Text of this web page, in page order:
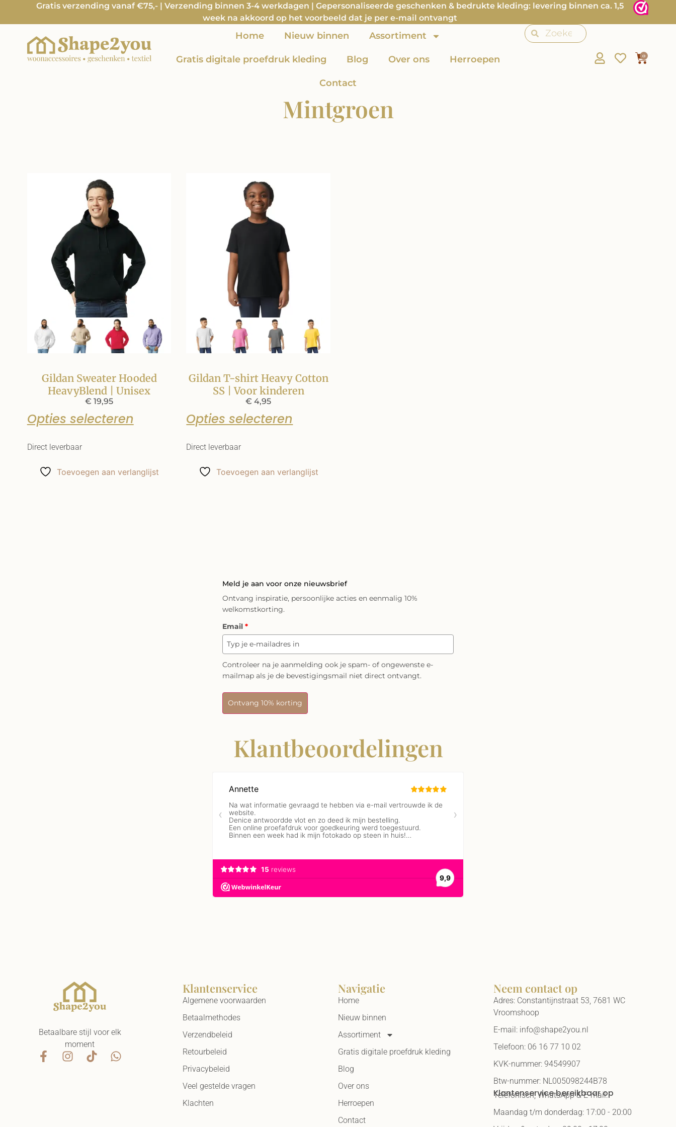
Gratis verzending vanaf €75,- | Verzending binnen 3-4 werkdagen | Gepersonaliseerde geschenken & bedrukte kleding: levering binnen ca. 1,5
week na akkoord op het voorbeeld dat je per e-mail ontvangt
Home Nieuw binnen Assortiment
Gratis digitale proefdruk kleding Blog Over ons Herroepen
Contact
0
Mintgroen
Gildan Sweater Hooded
HeavyBlend | Unisex
€ 19,95
Opties selecteren
Direct leverbaar
Toevoegen aan verlanglijst
Gildan T-shirt Heavy Cotton
SS | Voor kinderen
€ 4,95
Opties selecteren
Direct leverbaar
Toevoegen aan verlanglijst
Meld je aan voor onze nieuwsbrief
Ontvang inspiratie, persoonlijke acties en eenmalig 10%
welkomstkorting.
Email *
Controleer na je aanmelding ook je spam- of ongewenste e-
mailmap als je de bevestigingsmail niet direct ontvangt.
Ontvang 10% korting
Klantbeoordelingen
Betaalbare stijl voor elk
moment
Klantenservice
Algemene voorwaarden
Betaalmethodes
Verzendbeleid
Retourbeleid
Privacybeleid
Veel gestelde vragen
Klachten
Navigatie
Home
Nieuw binnen
Assortiment
Gratis digitale proefdruk kleding
Blog
Over ons
Herroepen
Contact
Neem contact op
Adres: Constantijnstraat 53, 7681 WC
Vroomshoop
E-mail: info@shape2you.nl
Telefoon: 06 16 77 10 02
KVK-nummer: 94549907
Btw-nummer: NL005098244B78
Klantenservice bereikbaar op
Telefonisch, WhatsApp & E-mail:
Maandag t/m donderdag: 17:00 - 20:00